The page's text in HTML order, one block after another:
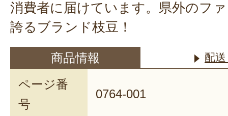
消費者に届けています。県外のフ
誇るブランド枝豆！
商品情報 配
ページ番
号
0764-001